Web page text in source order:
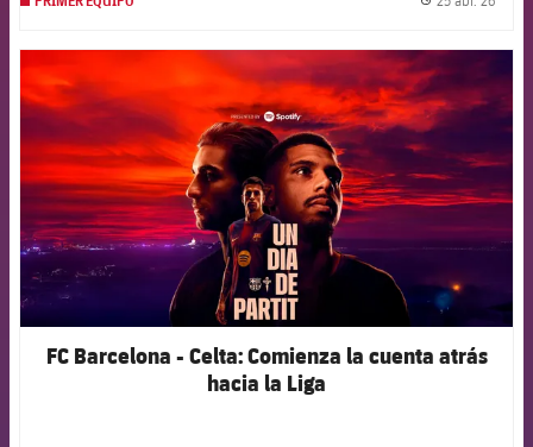
FCB Barcelona badge
FC Barcelona - Celta: Comienza la cuenta atrás
hacia la Liga